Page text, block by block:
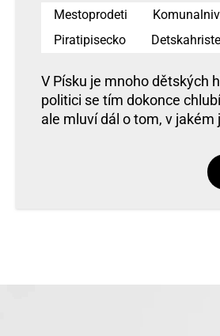
Mestoprodeti
Piratipisecko
Detskahriste
V Písku je mnoho dětských
politici se tím dokonce
ale mluví dál o tom, v jakém